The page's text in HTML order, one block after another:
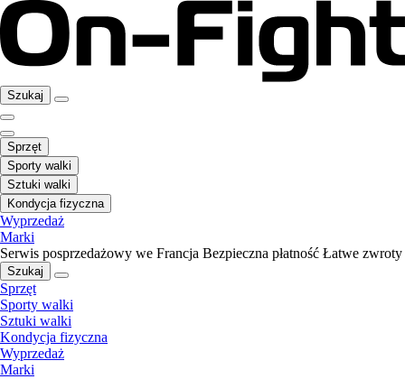
Szukaj
Sprzęt
Sporty walki
Sztuki walki
Kondycja fizyczna
Wyprzedaż
Marki
Serwis posprzedażowy we Francja Bezpieczna płatność Łatwe zwroty
Szukaj
Sprzęt
Sporty walki
Sztuki walki
Kondycja fizyczna
Wyprzedaż
Marki